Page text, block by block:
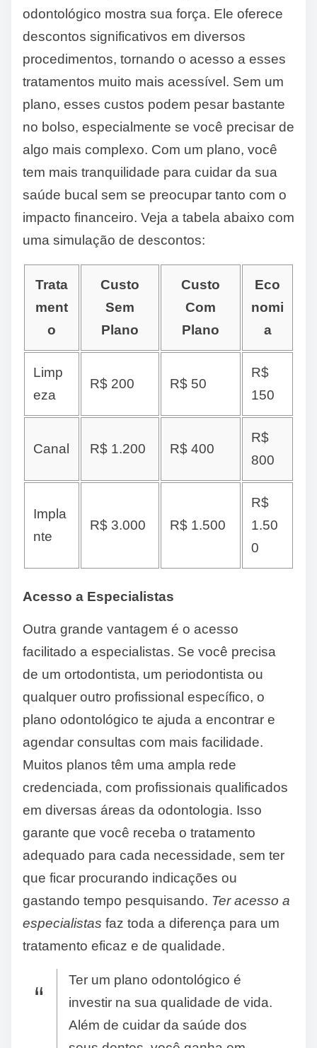
odontológico mostra sua força. Ele oferece
descontos significativos em diversos
procedimentos, tornando o acesso a esses
tratamentos muito mais acessível. Sem um
plano, esses custos podem pesar bastante
no bolso, especialmente se você precisar de
algo mais complexo. Com um plano, você
tem mais tranquilidade para cuidar da sua
saúde bucal sem se preocupar tanto com o
impacto financeiro. Veja a tabela abaixo com
uma simulação de descontos:
Trata
ment
o
Custo
Sem
Plano
Custo
Com
Plano
Eco
nomi
a
Limp
eza
R$ 200 R$ 50
R$
150
Canal R$ 1.200 R$ 400
R$
800
Impla
nte
R$ 3.000 R$ 1.500
R$
1.50
0
Acesso a Especialistas
Outra grande vantagem é o acesso
facilitado a especialistas. Se você precisa
de um ortodontista, um periodontista ou
qualquer outro profissional específico, o
plano odontológico te ajuda a encontrar e
agendar consultas com mais facilidade.
Muitos planos têm uma ampla rede
credenciada, com profissionais qualificados
em diversas áreas da odontologia. Isso
garante que você receba o tratamento
adequado para cada necessidade, sem ter
que ficar procurando indicações ou
gastando tempo pesquisando. Ter acesso a
especialistas faz toda a diferença para um
tratamento eficaz e de qualidade.
Ter um plano odontológico é
investir na sua qualidade de vida.
Além de cuidar da saúde dos